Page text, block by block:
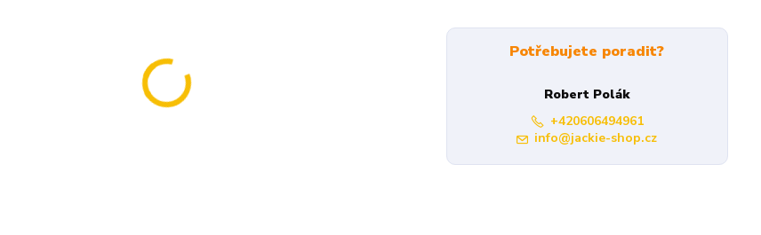
Potřebujete poradit?
Robert Polák
+420606494961
info@jackie-shop.cz